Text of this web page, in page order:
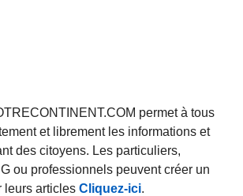
permet à tous
et librement les informations et
des citoyens. Les particuliers,
ou professionnels peuvent créer un
leurs articles Cliquez-ici.